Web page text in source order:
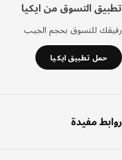
التسوق من ايكيا
للتسوق بحجم الجيب
حمل تطبيق ايكيا
مفيدة